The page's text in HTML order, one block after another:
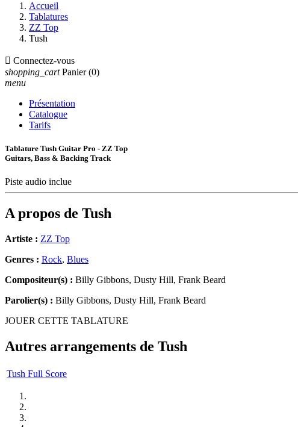
Accueil
Tablatures
ZZ Top
Tush
 Connectez-vous
shopping_cart Panier (0)
menu
Présentation
Catalogue
Tarifs
Tablature Tush Guitar Pro - ZZ Top
Guitars, Bass & Backing Track
Piste audio inclue
A propos de Tush
Artiste : ZZ Top
Genres : Rock, Blues
Compositeur(s) : Billy Gibbons, Dusty Hill, Frank Beard
Parolier(s) : Billy Gibbons, Dusty Hill, Frank Beard
JOUER CETTE TABLATURE
Autres arrangements de Tush
Tush Full Score